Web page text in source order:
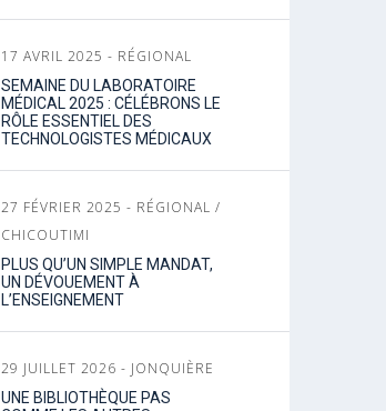
17 AVRIL 2025 - RÉGIONAL
SEMAINE DU LABORATOIRE
MÉDICAL 2025 : CÉLÉBRONS LE
RÔLE ESSENTIEL DES
TECHNOLOGISTES MÉDICAUX
27 FÉVRIER 2025 - RÉGIONAL /
CHICOUTIMI
PLUS QU’UN SIMPLE MANDAT,
UN DÉVOUEMENT À
L’ENSEIGNEMENT
29 JUILLET 2026 - JONQUIÈRE
UNE BIBLIOTHÈQUE PAS